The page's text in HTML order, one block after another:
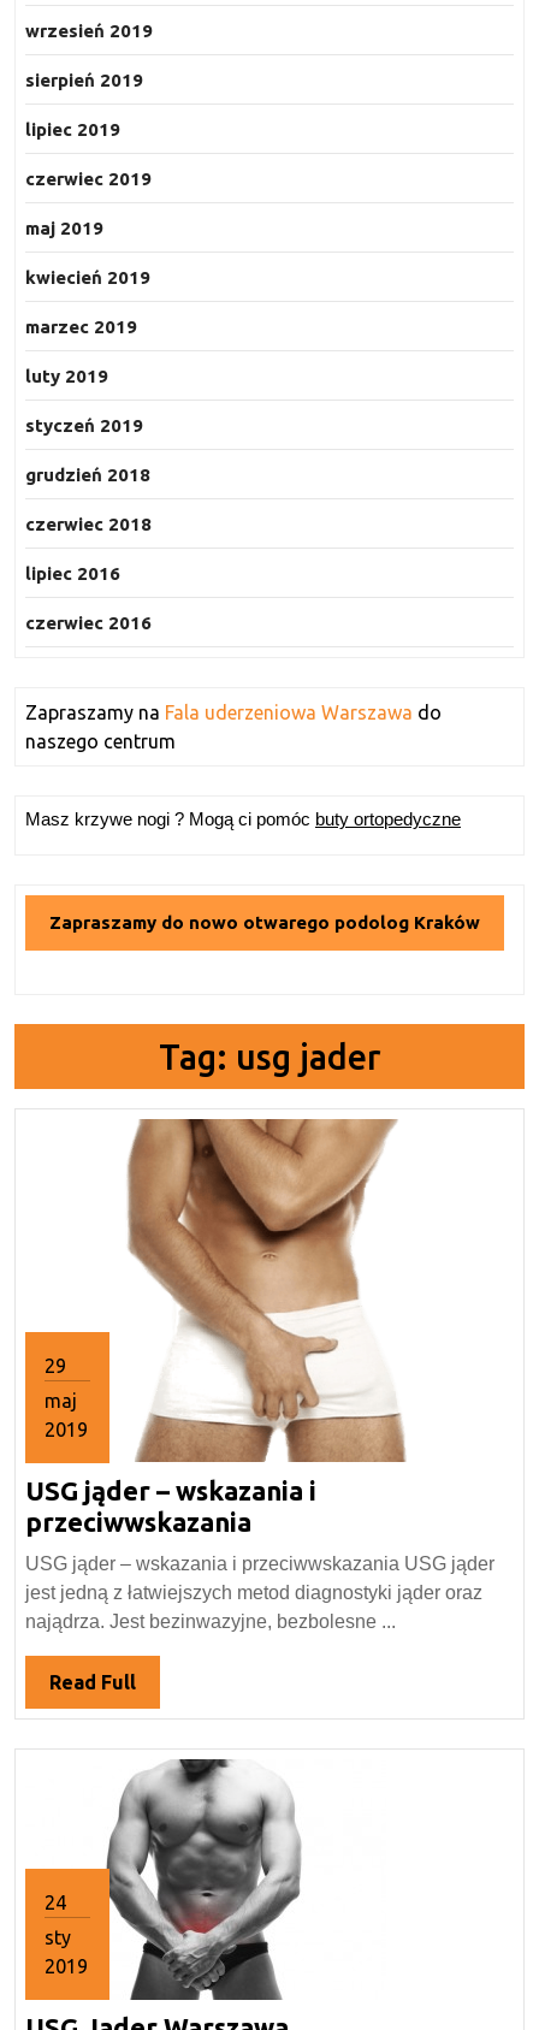
wrzesień 2019
sierpień 2019
lipiec 2019
czerwiec 2019
maj 2019
kwiecień 2019
marzec 2019
luty 2019
styczeń 2019
grudzień 2018
czerwiec 2018
lipiec 2016
czerwiec 2016
Zapraszamy na Fala uderzeniowa Warszawa do
naszego centrum
Masz krzywe nogi ? Mogą ci pomóc buty ortopedyczne
Zapraszamy do nowo otwarego podolog Kraków
Tag: usg jader
29
maj
2019
maja
2019
USG jąder – wskazania i
przeciwwskazania
jąder
–
wskazania
USG jąder – wskazania i przeciwwskazania USG jąder
jest jedną z łatwiejszych metod diagnostyki jąder oraz
najądrza. Jest bezinwazyjne, bezbolesne ...
Read FullRead
Full
24
sty
2019
stycznia